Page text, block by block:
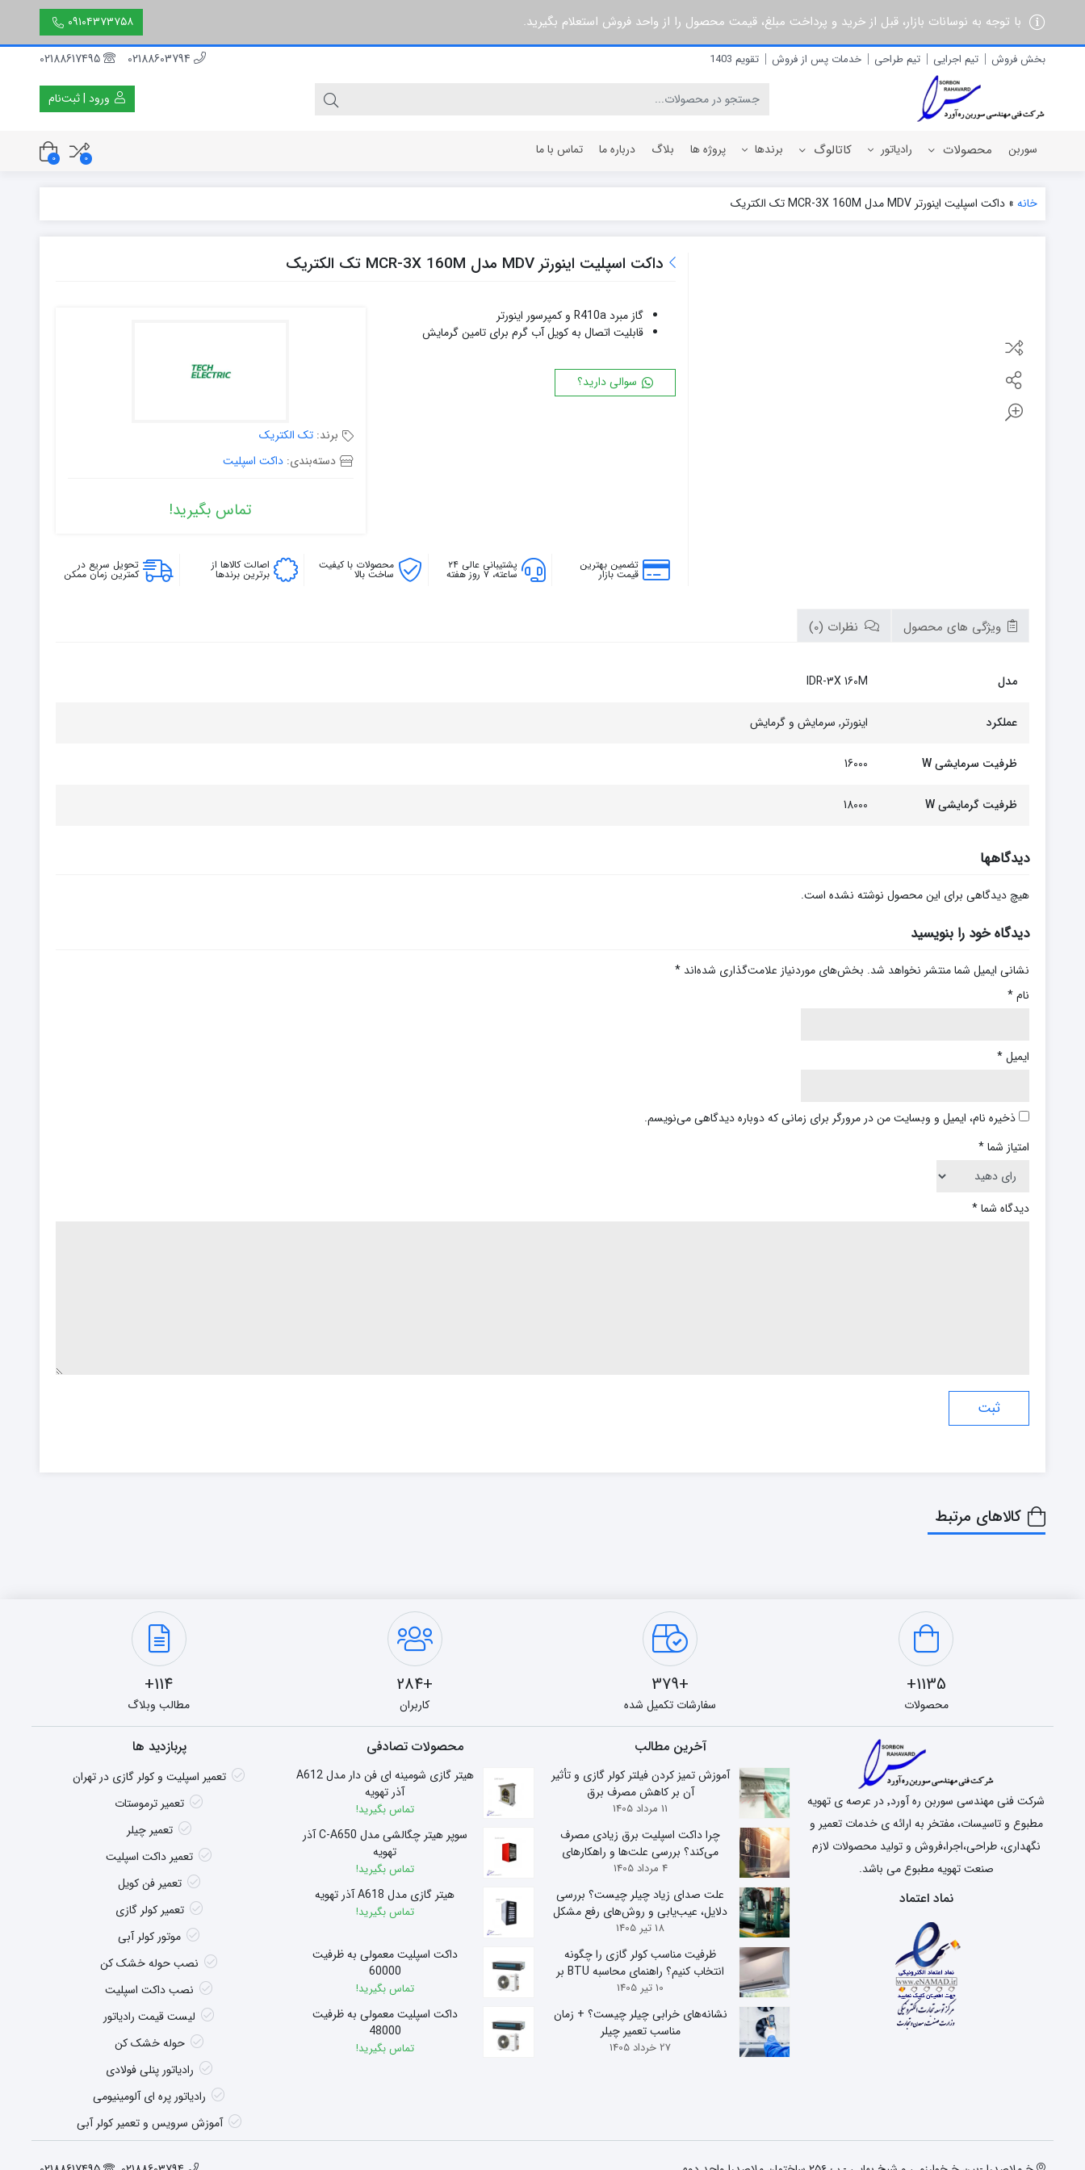
با توجه به نوسانات بازار، قبل از خرید و پرداخت مبلغ، قیمت محصول را از واحد فروش استعلام بگیرید. ۰۹۱۰۴۳۷۳۷۵۸
بخش فروش تیم اجرایی تیم طراحی خدمات پس از فروش تقویم 1403 02188617495
ورود | ثبت‌نام
سوربن محصولات رادیاتور
۵ پره
۱۰ پره
۱۲ پره
۱۸ پره
۲۰ پره
۶۴ سانتی متر
۱۲۰ سانتی متر
کاتالوگ برندها پروژه ها بلاگ درباره ما تماس با ما 0
0
خانه» داکت اسپلیت اینورتر MDV مدل MCR-3X 160M تک الکتریک
داکت اسپلیت اینورتر MDV مدل MCR-3X 160M تک الکتریک
گاز مبرد R410a و کمپرسور اینورتر
قابلیت اتصال به کویل آب گرم برای تامین گرمایش
سوالی دارید؟
برند:تک الکتریک
دسته‌بندی:داکت اسپلیت
تماس بگیرید!
تضمین بهترین
قیمت بازار
پشتیبانی عالی ۲۴
ساعته، ۷ روز هفته
محصولات با کیفیت
ساخت بالا
اصالت کالاها از
برترین برندها
تحویل سریع در
کمترین زمان ممکن
ویژگی های محصول نظرات (0)
مدل IDR-3X 160M
عملکرد اینورتر, سرمایش و گرمایش
ظرفیت سرمایشی W 16000
ظرفیت گرمایشی W 18000
دیدگاهها
هیچ دیدگاهی برای این محصول نوشته نشده است.
دیدگاه خود را بنویسید
نشانی ایمیل شما منتشر نخواهد شد. بخش‌های موردنیاز علامت‌گذاری شده‌اند *
نام*
ایمیل*
ذخیره نام، ایمیل و وبسایت من در مرورگر برای زمانی که دوباره دیدگاهی می‌نویسم.
امتیاز شما*
دیدگاه شما*
کالاهای مرتبط
1135+
محصولات
+379
سفارشات تکمیل شده
+284
کاربران
114+
مطالب وبلاگ
شرکت فنی مهندسی سوربن ره آورد٬ در عرصه ی تهویه
مطبوع و تاسیسات، مفتخر به ارائه ی خدمات تعمیر و
نگهداری، طراحی،اجرا،فروش و تولید محصولات لازم
صنعت تهویه مطبوع می باشد.
نماد اعتماد
آخرین مطالب
آموزش تمیز کردن فیلتر کولر گازی و تأثیر
آن بر کاهش مصرف برق
11 مرداد 1405
چرا داکت اسپلیت برق زیادی مصرف
می‌کند؟ بررسی علت‌ها و راهکارهای
کاهش مصرف
4 مرداد 1405
علت صدای زیاد چیلر چیست؟ بررسی
دلایل، عیب‌یابی و روش‌های رفع مشکل
18 تیر 1405
ظرفیت مناسب کولر گازی را چگونه
انتخاب کنیم؟ راهنمای محاسبه BTU بر
اساس متراژ
10 تیر 1405
نشانه‌های خرابی چیلر چیست؟ + زمان
مناسب تعمیر چیلر
27 خرداد 1405
محصولات تصادفی
هیتر گازی شومینه ای فن دار مدل A612
آذر تهویه
تماس بگیرید!
سوپر هیتر چگالشی مدل C-A650 آذر
تهویه
تماس بگیرید!
هیتر گازی مدل A618 آذر تهویه
تماس بگیرید!
داکت اسپلیت معمولی به ظرفیت
60000
تماس بگیرید!
داکت اسپلیت معمولی به ظرفیت
48000
تماس بگیرید!
پربازدید ها
تعمیر اسپلیت و کولر گازی در تهران
تعمیر ترموستات
تعمیر چیلر
تعمیر داکت اسپلیت
تعمیر فن کویل
تعمیر کولر گازی
موتور کولر آبی
نصب حوله خشک کن
نصب داکت اسپلیت
لیست قیمت رادیاتور
حوله خشک کن
رادیاتور پنلی فولادی
رادیاتور پره ای آلومینیومی
آموزش سرویس و تعمیر کولر آبی